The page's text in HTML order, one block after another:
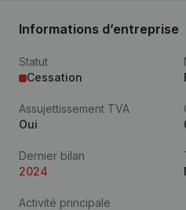
Informations d’entreprise
Statut
Cessation
Assujettissement TVA
Oui
Dernier bilan
2024
Activité principale